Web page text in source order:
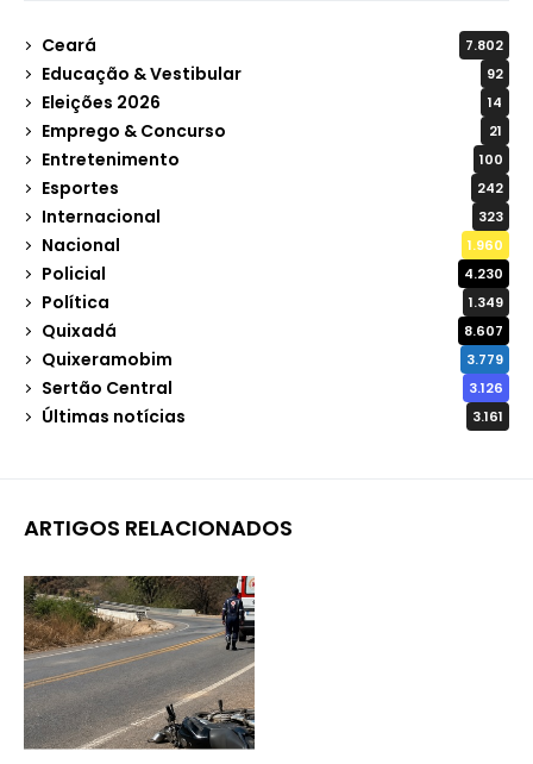
Ceará 7.802
Educação & Vestibular 92
Eleições 2026 14
Emprego & Concurso 21
Entretenimento 100
Esportes 242
Internacional 323
Nacional 1.960
Policial 4.230
Política 1.349
Quixadá 8.607
Quixeramobim 3.779
Sertão Central 3.126
Últimas notícias 3.161
ARTIGOS RELACIONADOS